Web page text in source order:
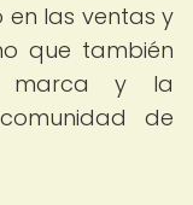
en las ventas y
que también
marca y la
de